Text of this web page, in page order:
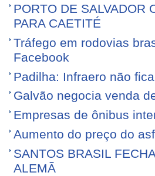
PORTO DE SALVADOR
PARA CAETITÉ
Tráfego em rodovias
Facebook
Padilha: Infraero não
Galvão negocia venda
Empresas de ônibus
Aumento do preço do
SANTOS BRASIL
ALEMÃ